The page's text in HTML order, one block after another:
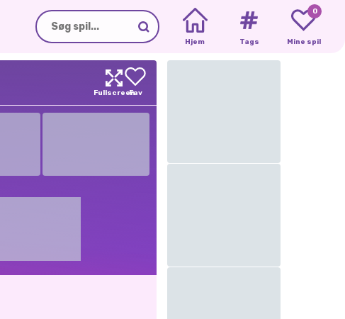
Hjem Tags
0
Mine spil